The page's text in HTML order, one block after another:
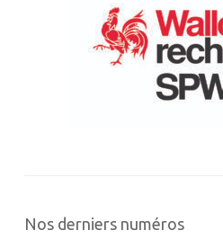
Nos derniers numéros